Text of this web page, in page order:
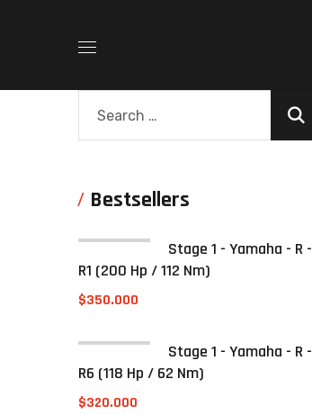
Bestsellers
Stage 1 - Yamaha - R -
R1 (200 Hp / 112 Nm)
$350.000
Stage 1 - Yamaha - R -
R6 (118 Hp / 62 Nm)
$320.000